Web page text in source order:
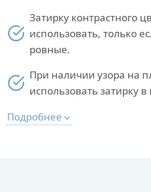
Затирку контрастного
использовать, только
ровные.
При наличии узора на
использовать затирку
Подробнее